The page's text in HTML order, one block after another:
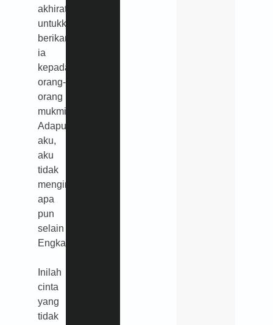
akhirat
untukku,
berikanlah
ia
kepada
orang-
orang
mukmin.
Adapun
aku,
aku
tidak
menginginkan
apa
pun
selain
Engkau.”
Inilah
cinta
yang
tidak